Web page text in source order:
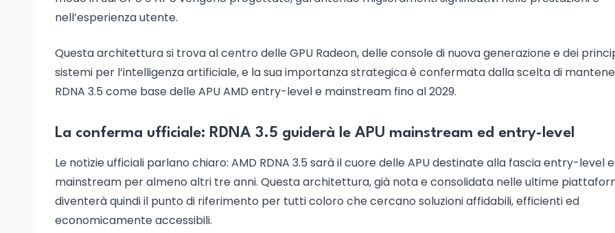
nell’esperienza utente.
Questa architettura si trova al centro delle GPU Radeon, delle console di nuova generazione e dei
sistemi per l’intelligenza artificiale, e la sua importanza strategica è confermata dalla scelta di
RDNA 3.5 come base delle APU AMD entry-level e mainstream fino al 2029.
La conferma ufficiale: RDNA 3.5 guiderà le APU mainstream ed entry-level
Le notizie ufficiali parlano chiaro: AMD RDNA 3.5 sarà il cuore delle APU destinate alla fascia entry-level e
mainstream per almeno altri tre anni. Questa architettura, già nota e consolidata nelle ultime
diventerà quindi il punto di riferimento per tutti coloro che cercano soluzioni affidabili, efficienti ed
economicamente accessibili.